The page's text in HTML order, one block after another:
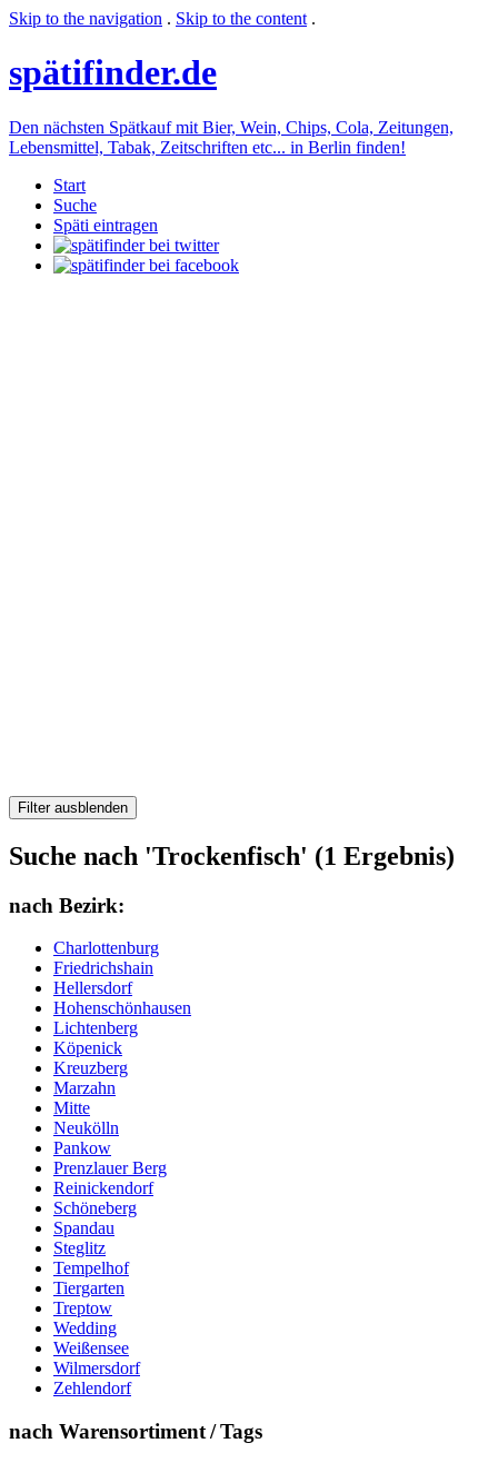
Skip to the navigation . Skip to the content .
spätifinder.de
Den nächsten Spätkauf mit Bier, Wein, Chips, Cola, Zeitungen,
Lebensmittel, Tabak, Zeitschriften etc... in Berlin finden!
Start
Suche
Späti eintragen
Filter ausblenden
Suche nach 'Trockenfisch' (1 Ergebnis)
nach Bezirk:
Charlottenburg
Friedrichshain
Hellersdorf
Hohenschönhausen
Lichtenberg
Köpenick
Kreuzberg
Marzahn
Mitte
Neukölln
Pankow
Prenzlauer Berg
Reinickendorf
Schöneberg
Spandau
Steglitz
Tempelhof
Tiergarten
Treptow
Wedding
Weißensee
Wilmersdorf
Zehlendorf
nach Warensortiment / Tags